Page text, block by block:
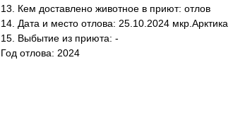
13. Кем доставлено животное в приют: отлов
14. Дата и место отлова: 25.10.2024 мкр.Арктика
15. Выбытие из приюта: -
Год отлова: 2024